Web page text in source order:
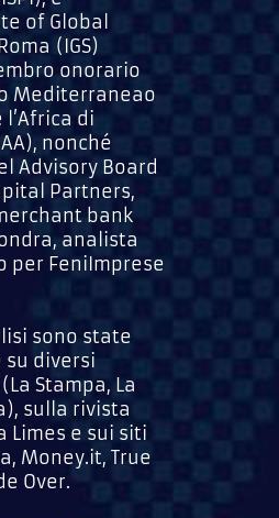
of Global
(IGS)
onorario
Mediterraneao
l’Africa di
nonché
Advisory Board
Partners,
bank
analista
per FeniImprese
sono state
diversi
Stampa, La
sulla rivista
Limes e sui siti
Money.it, True
Over.